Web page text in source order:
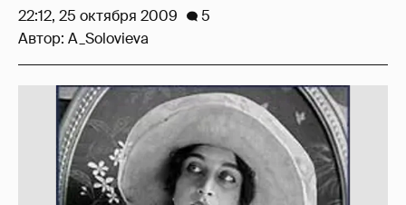
22:12, 25 октября 2009
5
Автор: A_Solovieva